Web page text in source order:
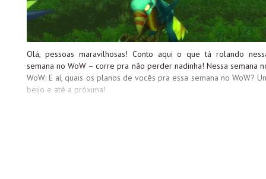
Olá, pessoas maravilhosas! Conto aqui o que tá rolando
semana no WoW – corre pra não perder nadinha! Nessa semana
WoW: E aí, quais os planos de vocês pra essa semana no WoW?
beijo e até a próxima!